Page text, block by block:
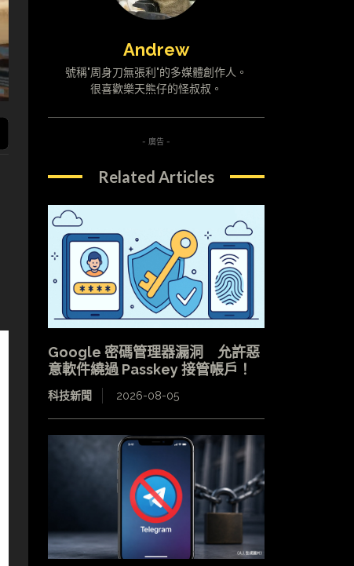
Andrew
號稱"周身刀無張利"的多媒體創作人。
很喜歡樂天熊仔的怪叔叔。
- 廣告 -
Related Articles
Google 密碼管理器漏洞 允許惡
意軟件繞過 Passkey 接管帳戶！
科技新聞 2026-08-05